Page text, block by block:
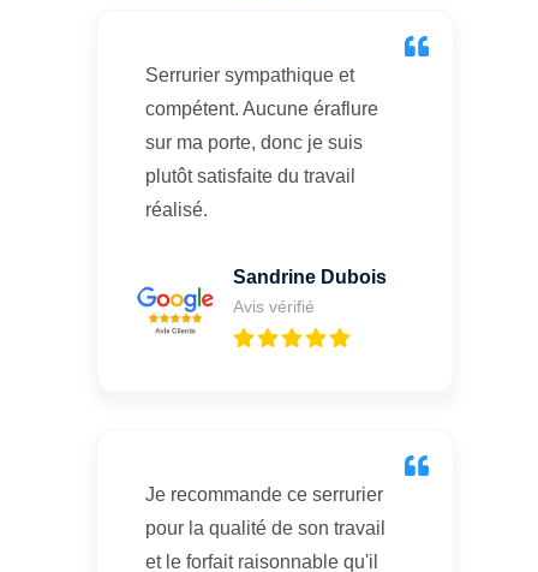
Serrurier sympathique et
compétent. Aucune éraflure
sur ma porte, donc je suis
plutôt satisfaite du travail
réalisé.
Sandrine Dubois
Avis vérifié
Je recommande ce serrurier
pour la qualité de son travail
et le forfait raisonnable qu'il